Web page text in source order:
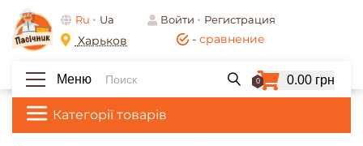
-сравнение
Ru Ua Войти Регистрация
Харьков
Категорії товарів
Меню 0 0.00 грн